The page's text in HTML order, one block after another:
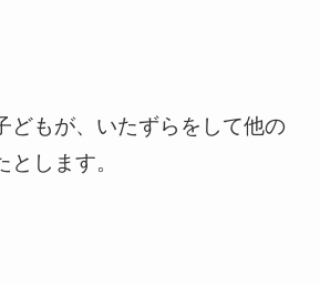
どもが、いたずらをして他の
します。